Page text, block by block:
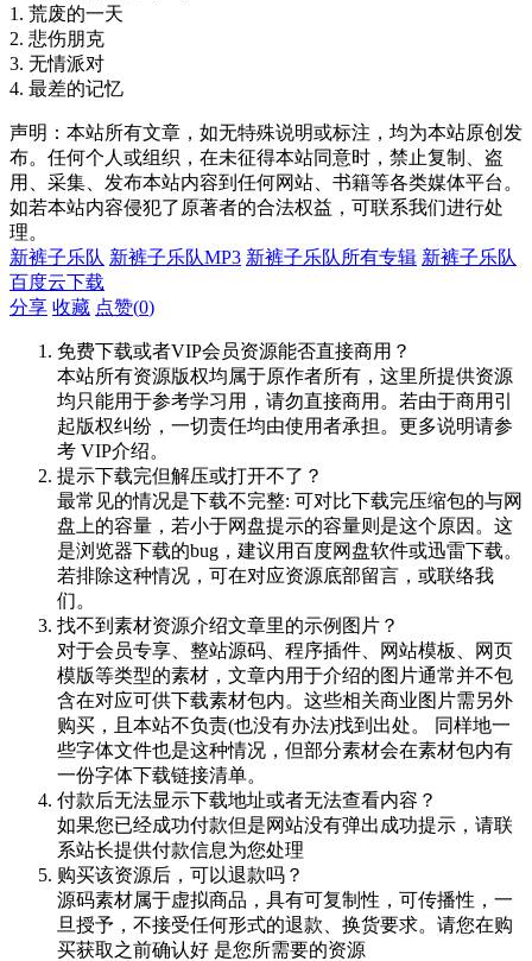
1. 荒废的一天
2. 悲伤朋克
3. 无情派对
4. 最差的记忆
声明：本站所有文章，如无特殊说明或标注，均为本站原创发
布。任何个人或组织，在未征得本站同意时，禁止复制、盗
用、采集、发布本站内容到任何网站、书籍等各类媒体平台。
如若本站内容侵犯了原著者的合法权益，可联系我们进行处
理。
新裤子乐队 新裤子乐队MP3 新裤子乐队所有专辑 新裤子乐队
百度云下载
分享 收藏 点赞(0)
免费下载或者VIP会员资源能否直接商用？
本站所有资源版权均属于原作者所有，这里所提供资源
均只能用于参考学习用，请勿直接商用。若由于商用引
起版权纠纷，一切责任均由使用者承担。更多说明请参
考 VIP介绍。
提示下载完但解压或打开不了？
最常见的情况是下载不完整: 可对比下载完压缩包的与网
盘上的容量，若小于网盘提示的容量则是这个原因。这
是浏览器下载的bug，建议用百度网盘软件或迅雷下载。
若排除这种情况，可在对应资源底部留言，或联络我
们。
找不到素材资源介绍文章里的示例图片？
对于会员专享、整站源码、程序插件、网站模板、网页
模版等类型的素材，文章内用于介绍的图片通常并不包
含在对应可供下载素材包内。这些相关商业图片需另外
购买，且本站不负责(也没有办法)找到出处。 同样地一
些字体文件也是这种情况，但部分素材会在素材包内有
一份字体下载链接清单。
付款后无法显示下载地址或者无法查看内容？
如果您已经成功付款但是网站没有弹出成功提示，请联
系站长提供付款信息为您处理
购买该资源后，可以退款吗？
源码素材属于虚拟商品，具有可复制性，可传播性，一
旦授予，不接受任何形式的退款、换货要求。请您在购
买获取之前确认好 是您所需要的资源